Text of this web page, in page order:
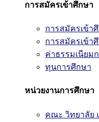
การสมัครเข้าศึกษา
การสมัครเข้
การสมัครเข้
ค่าธรรมเนียม
ทุนการศึกษา
หน่วยงานการศึกษา
คณะ วิทยาลัย